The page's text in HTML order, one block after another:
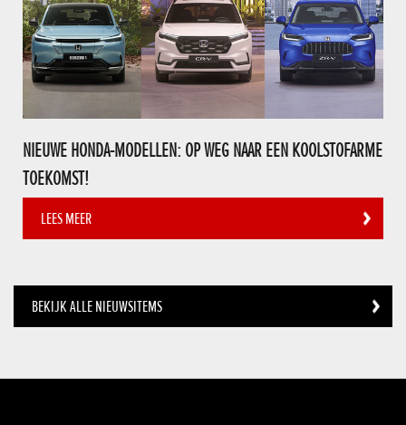
NIEUWE HONDA-MODELLEN: OP WEG NAAR EEN KOOLSTOFARME
TOEKOMST!
LEES MEER
BEKIJK ALLE NIEUWSITEMS